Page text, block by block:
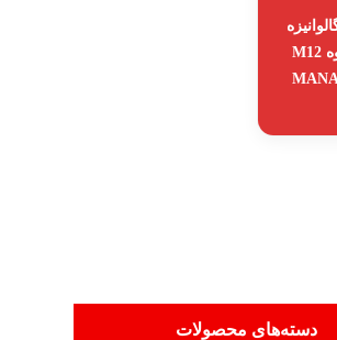
سایز 1 اینچ رزوه M12
دسته‌های محصولات